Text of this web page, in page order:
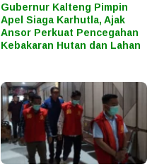
Gubernur Kalteng Pimpin
Apel Siaga Karhutla, Ajak
Ansor Perkuat Pencegahan
Kebakaran Hutan dan Lahan